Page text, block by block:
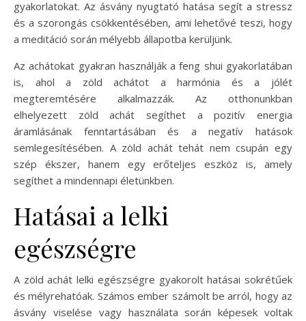
gyakorlatokat. Az ásvány nyugtató hatása segít a stressz
és a szorongás csökkentésében, ami lehetővé teszi, hogy
a meditáció során mélyebb állapotba kerüljünk.
Az achátokat gyakran használják a feng shui gyakorlatában
is, ahol a zöld achátot a harmónia és a jólét
megteremtésére alkalmazzák. Az otthonunkban
elhelyezett zöld achát segíthet a pozitív energia
áramlásának fenntartásában és a negatív hatások
semlegesítésében. A zöld achát tehát nem csupán egy
szép ékszer, hanem egy erőteljes eszköz is, amely
segíthet a mindennapi életünkben.
Hatásai a lelki
egészségre
A zöld achát lelki egészségre gyakorolt hatásai sokrétűek
és mélyrehatóak. Számos ember számolt be arról, hogy az
ásvány viselése vagy használata során képesek voltak